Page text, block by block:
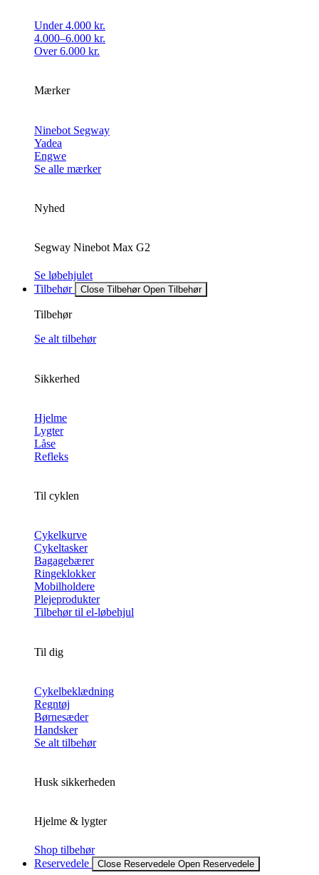
Under 4.000 kr.
4.000–6.000 kr.
Over 6.000 kr.
Mærker
Ninebot Segway
Yadea
Engwe
Se alle mærker
Nyhed
Segway Ninebot Max G2
Se løbehjulet
Tilbehør
Close Tilbehør Open Tilbehør
Tilbehør
Se alt tilbehør
Sikkerhed
Hjelme
Lygter
Låse
Refleks
Til cyklen
Cykelkurve
Cykeltasker
Bagagebærer
Ringeklokker
Mobilholdere
Plejeprodukter
Tilbehør til el-løbehjul
Til dig
Cykelbeklædning
Regntøj
Børnesæder
Handsker
Se alt tilbehør
Husk sikkerheden
Hjelme & lygter
Shop tilbehør
Reservedele
Close Reservedele Open Reservedele